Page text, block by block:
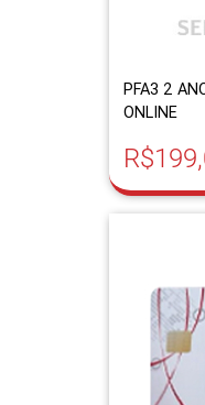
PFA3 2
ONLINE